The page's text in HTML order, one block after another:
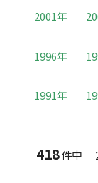
2001年
1996年
1991年
418件中